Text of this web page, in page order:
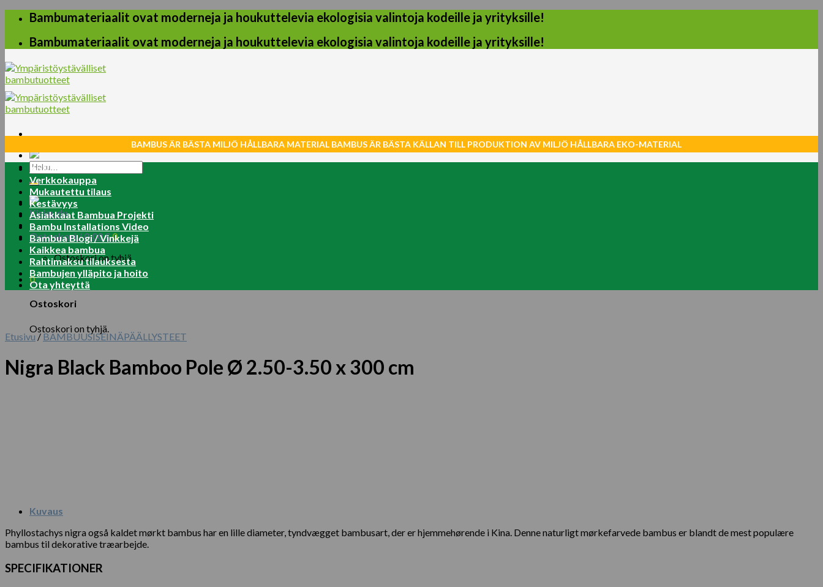
Skip
content
Bambumateriaalit ovat moderneja ja houkuttelevia ekologisia valintoja kodeille ja yrityksille!
Bambumateriaalit ovat moderneja ja houkuttelevia ekologisia valintoja kodeille ja yrityksille!
Etsi:
Kirjaudu
Ostoskori /0.00€0
Ostoskori on tyhjä.
0
Ostoskori
Ostoskori on tyhjä.
BAMBUS ÄR BÄSTA MILJÖ HÅLLBARA MATERIAL BAMBUS ÄR BÄSTA KÄLLAN TILL PRODUKTION AV MILJÖ HÅLLBARA EKO-MATERIAL
Koti
Verkkokauppa
Mukautettu tilaus
Kestävyys
Asiakkaat Bambua Projekti
Bambu Installations Video
Bambua Blogi / Vinkkejä
Kaikkea bambua
Rahtimaksu tilauksesta
Bambujen ylläpito ja hoito
Ota yhteyttä
Etusivu /BAMBUUSISEINÄPÄÄLLYSTEET
Nigra Black Bamboo Pole Ø 2.50-3.50 x 300 cm
Kuvaus
Phyllostachys nigra også kaldet mørkt bambus har en lille diameter, tyndvægget bambusart, der er hjemmehørende i Kina. Denne naturligt mørkefarvede bambus er blandt de mest populære
bambus til dekorative træarbejde.
SPECIFIKATIONER